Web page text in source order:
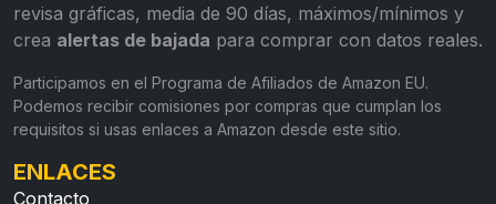
revisa gráficas, media de 90 días, máximos/mínimos y
crea alertas de bajada para comprar con datos reales.
Participamos en el Programa de Afiliados de Amazon EU.
Podemos recibir comisiones por compras que cumplan los
requisitos si usas enlaces a Amazon desde este sitio.
ENLACES
Contacto